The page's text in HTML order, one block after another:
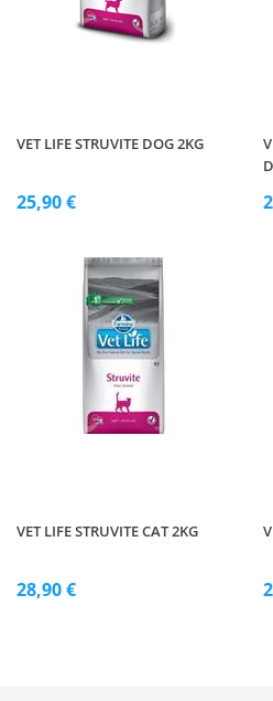
VET LIFE STRUVITE DOG 2KG
25,90 €
VET LIFE STRUVITE CAT 2KG
28,90 €